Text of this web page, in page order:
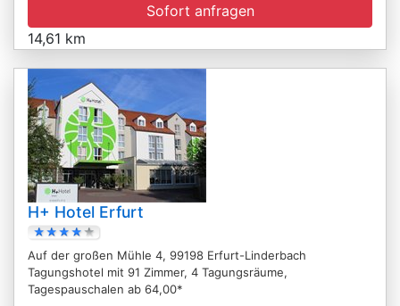
Sofort anfragen
14,61 km
H+ Hotel Erfurt
Auf der großen Mühle 4, 99198 Erfurt-Linderbach
Tagungshotel mit 91 Zimmer, 4 Tagungsräume,
Tagespauschalen ab 64,00*